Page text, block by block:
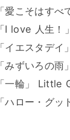
「愛こそはすべ
「I love 人生！
「イエスタデイ
「みずいろの
「一輪」
「ハロー・グ